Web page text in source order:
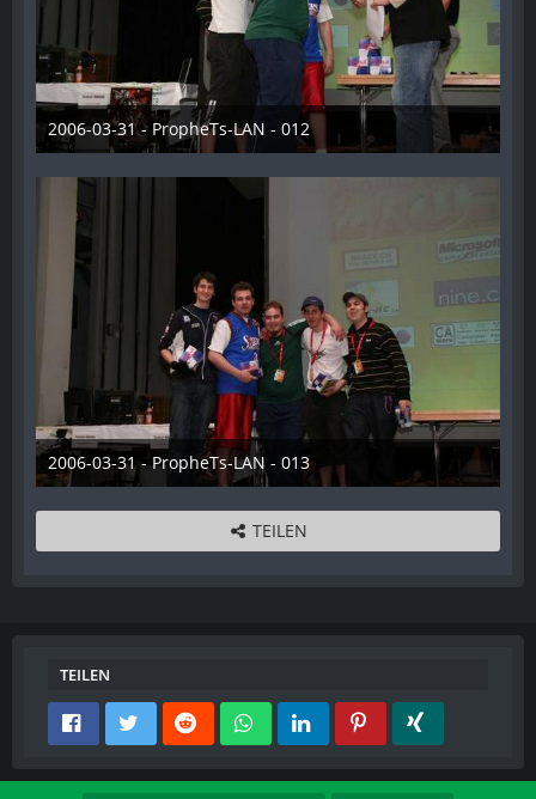
2006-03-31 - PropheTs-LAN - 012
28. Dezember 2012
2006-03-31 - PropheTs-LAN - 013
28. Dezember 2012
TEILEN
TEILEN